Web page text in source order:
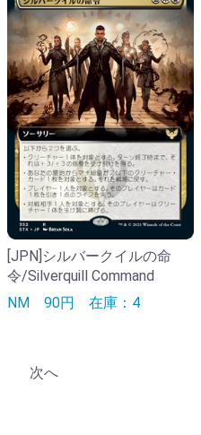
[JPN]シルバークイルの命
令/Silverquill Command
NM 90円 在庫：4
次へ